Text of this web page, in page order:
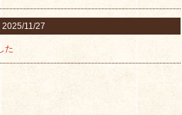
2025/11/27
た